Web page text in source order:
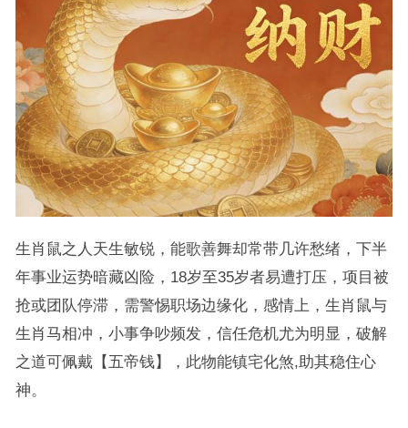
生肖鼠之人天生敏锐，能歌善舞却常带几许愁绪，下半
年事业运势暗藏凶险，18岁至35岁者易遭打压，项目被
抢或团队停滞，需警惕职场边缘化，感情上，生肖鼠与
生肖马相冲，小事争吵频发，信任危机尤为明显，破解
之道可佩戴【五帝钱】，此物能镇宅化煞,助其稳住心
神。